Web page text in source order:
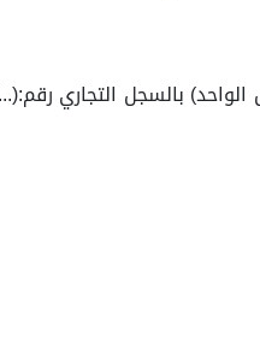
بالسجل التجاري